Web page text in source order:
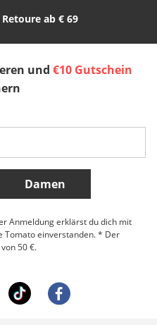
Norge
ab € 69
und €10 Gutschein
Damen
Anmeldung erklärst du dich mit
Tomato einverstanden. * Der
50 €.